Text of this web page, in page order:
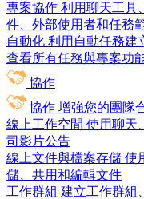
專案協作 利用聊天工具
件、外部使用者和任務
自動化 利用自動任務建
查看所有任務與專案功
協作
協作 增強您的團隊
線上工作空間 使用聊天
司影片公告
線上文件與檔案存儲 使
儲、共用和編輯文件
工作群組 建立工作群組